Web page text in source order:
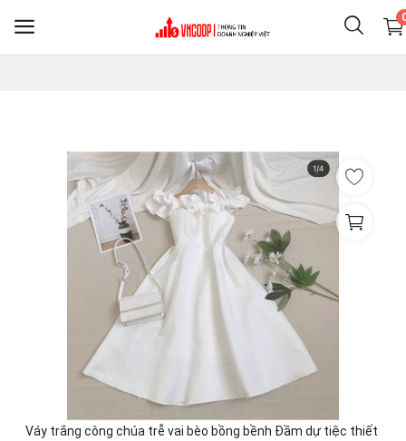
Nông nghiệp thực phẩm
Điện thoại & Phụ KIện
Jewelry & Accessories
Váy trắng công chúa trễ vai bèo bồng bềnh Đầm dự tiệc thiết